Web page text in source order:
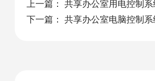
上一篇： 共享办公室用电控制
下一篇： 共享办公室电脑控制